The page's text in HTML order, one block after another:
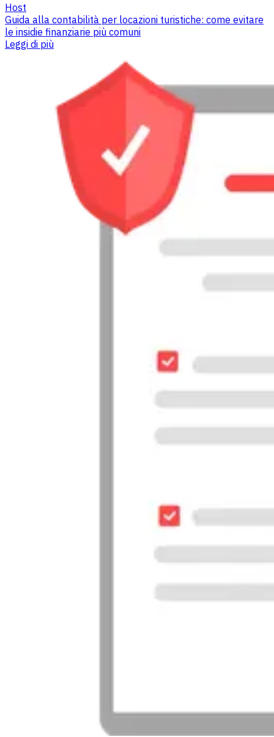
Host
Guida alla contabilità per locazioni turistiche: come evitare
le insidie finanziarie più comuni
Leggi di più